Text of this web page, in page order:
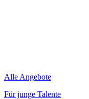
Alle Angebote
Für junge Talente